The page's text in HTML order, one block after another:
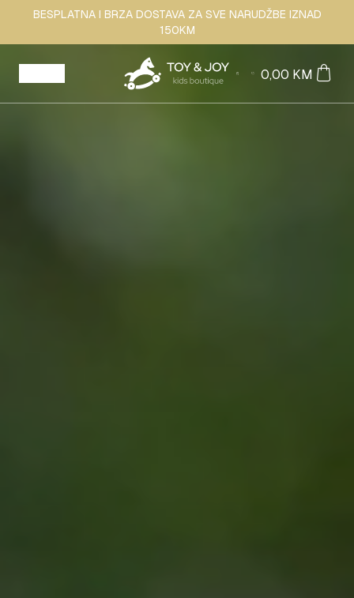
BESPLATNA I BRZA DOSTAVA ZA SVE NARUDŽBE IZNAD
150KM
0,00 KM